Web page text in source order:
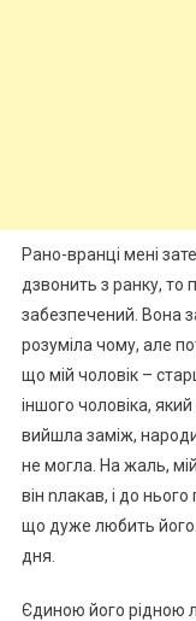
Рано-вранці мені
дзвонить з ранку, то
забезпечений. Вона
розуміла чому, але
що мій чоловік –
іншого чоловіка,
вийшла заміж,
не могла. На жаль,
він nлакав, і до нього
що дуже любить
дня.
Єдиною його рідною